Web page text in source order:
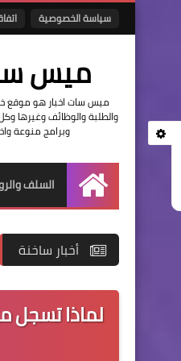
سياسة الخصوصية
ميس
ميس سات اخبار هو موقع خاص
والطلبة والوظائف وغيرها
وبرامج منوعة
الرئيسية
السلف
أخبار ساخنة
لماذا تسجل